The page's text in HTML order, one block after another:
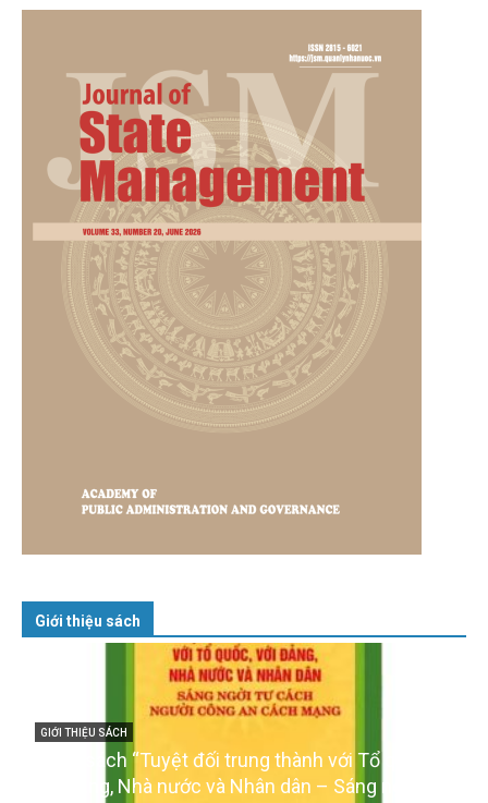
Giới thiệu sách
GIỚI THIỆU SÁCH
Cuốn sách “Tuyệt đối trung thành với Tổ quốc,
với Đảng, Nhà nước và Nhân dân – Sáng ngời tư